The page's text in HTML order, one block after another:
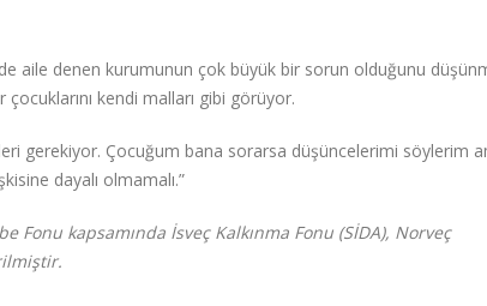
aile denen kurumunun çok büyük bir sorun olduğunu
kendi malları gibi görüyor.
gerekiyor. Çocuğum bana sorarsa düşüncelerimi söylerim
dayalı olmamalı.”
kapsamında İsveç Kalkınma Fonu (SİDA), Norveç